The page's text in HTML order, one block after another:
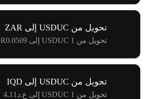
تحويل من USDUC إلى ZAR
تحويل من 1 USDUC إلى R0.0509
تحويل من USDUC إلى IQD
تحويل من 1 USDUC إلى ع.د4.11